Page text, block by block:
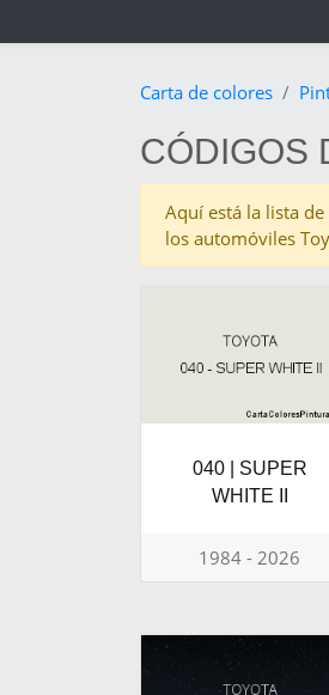
Carta de colores
CÓDIGOS
Aquí está la lista
los automóviles
040 | SUPER
WHITE II
1984 - 2026